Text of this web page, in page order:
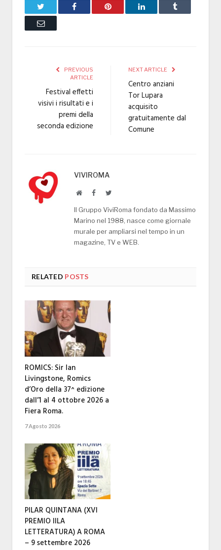
Facebook Pinterest LinkedIn Tumblr
Email
PREVIOUS
ARTICLE
Festival effetti
visivi i risultati e i
premi della
seconda edizione
NEXT ARTICLE
Centro anziani
Tor Lupara
acquisito
gratuitamente dal
Comune
VIVIROMA
WebsiteFacebookTwitter
Il Gruppo ViviRoma fondato da Massimo
Marino nel 1988, nasce come giornale
murale per ampliarsi nel tempo in un
magazine, TV e WEB.
RELATED POSTS
ROMICS: Sir Ian
Livingstone, Romics
d’Oro della 37^ edizione
dall’1 al 4 ottobre 2026 a
Fiera Roma.
7 Agosto 2026
PILAR QUINTANA (XVI
PREMIO IILA
LETTERATURA) A ROMA
– 9 settembre 2026